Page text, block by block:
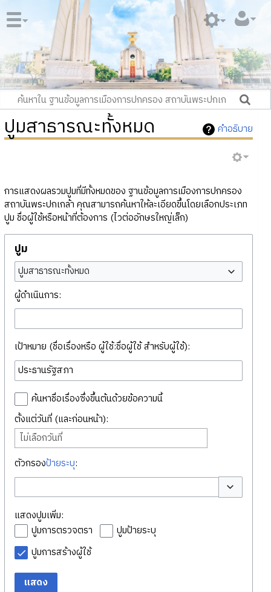
คำอธิบาย
ปูมสาธารณะทั้งหมด
การแสดงผลรวมปูมที่มีทั้งหมดของ ฐานข้อมูลการเมืองการปกครอง
สถาบันพระปกเกล้า คุณสามารถค้นหาให้ละเอียดขึ้นโดยเลือกประเภท
ปูม ชื่อผู้ใช้หรือหน้าที่ต้องการ (ไวต่ออักษรใหญ่เล็ก)
ปูม
ปูมสาธารณะทั้งหมด
ผู้ดำเนินการ:
เป้าหมาย (ชื่อเรื่องหรือ ผู้ใช้:ชื่อผู้ใช้ สำหรับผู้ใช้):
ค้นหาชื่อเรื่องซึ่งขึ้นต้นด้วยข้อความนี้
ตั้งแต่วันที่ (และก่อนหน้า):
ไม่เลือกวันที่
ตัวกรองป้ายระบุ:
สลับตัวเลือก
แสดงปูมเพิ่ม:
ปูมการตรวจตรา
ปูมป้ายระบุ
ปูมการสร้างผู้ใช้
แสดง